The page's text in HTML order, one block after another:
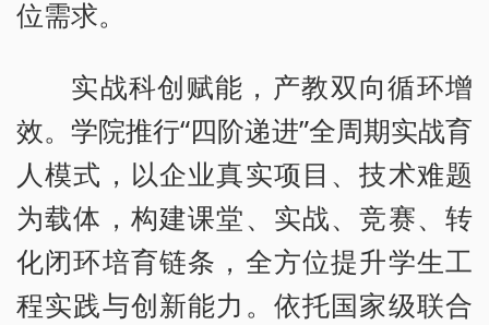
位需求。
实战科创赋能，产教双向循环增
效。学院推行“四阶递进”全周期实战育
人模式，以企业真实项目、技术难题
为载体，构建课堂、实战、竞赛、转
化闭环培育链条，全方位提升学生工
程实践与创新能力。依托国家级联合